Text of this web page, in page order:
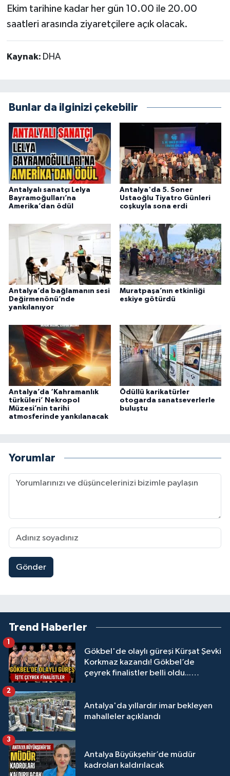
Ekim tarihine kadar her gün 10.00 ile 20.00
saatleri arasında ziyaretçilere açık olacak.
Kaynak: DHA
Bunlar da ilginizi çekebilir
Antalyalı sanatçı Lelya
Bayramoğulları’na
Amerika’dan ödül
Antalya'da 5. Soner
Ustaoğlu Tiyatro Günleri
coşkuyla sona erdi
Antalya’da bağlamanın sesi
Değirmenönü’nde
yankılanıyor
Muratpaşa’nın etkinliği
eskiye götürdü
Antalya’da ‘Kahramanlık
türküleri’ Nekropol
Müzesi’nin tarihi
atmosferinde yankılanacak
Ödüllü karikatürler
otogarda sanatseverlerle
buluştu
Yorumlar
Gönder
Trend Haberler
Gökbel'de olaylı güreşi Kürşat Şevki
Korkmaz kazandı! Gökbel’de
çeyrek finalistler belli oldu...
1
Antalya'da yıllardır imar bekleyen
mahalleler açıklandı
2
Antalya Büyükşehir’de müdür
kadroları kaldırılacak
3